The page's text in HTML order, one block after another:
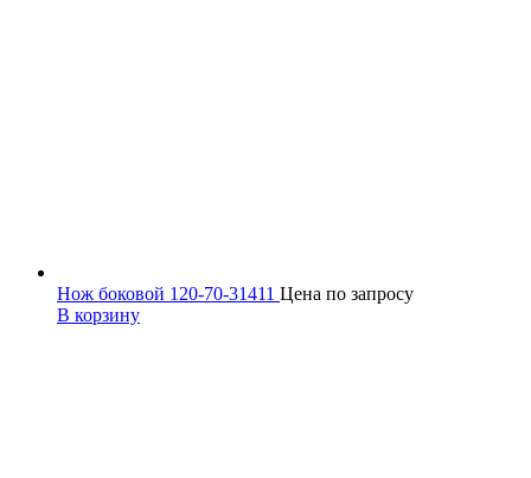
Нож боковой 120-70-31411 Цена по запросу
В корзину